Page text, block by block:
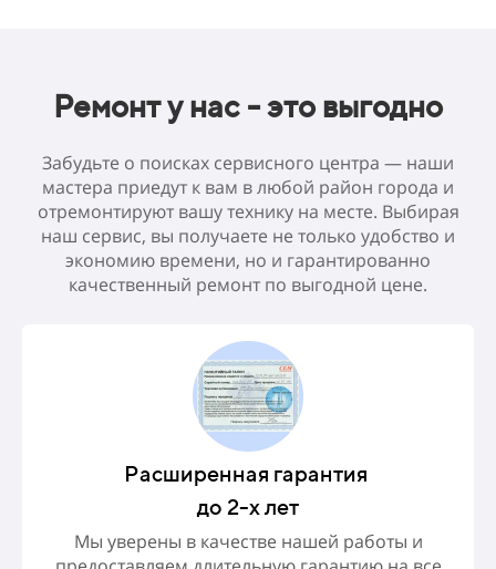
Ремонт у нас - это выгодно
Забудьте о поисках сервисного центра — наши
мастера приедут к вам в любой район города и
отремонтируют вашу технику на месте. Выбирая
наш сервис, вы получаете не только удобство и
экономию времени, но и гарантированно
качественный ремонт по выгодной цене.
Расширенная гарантия
до 2-х лет
Мы уверены в качестве нашей работы и